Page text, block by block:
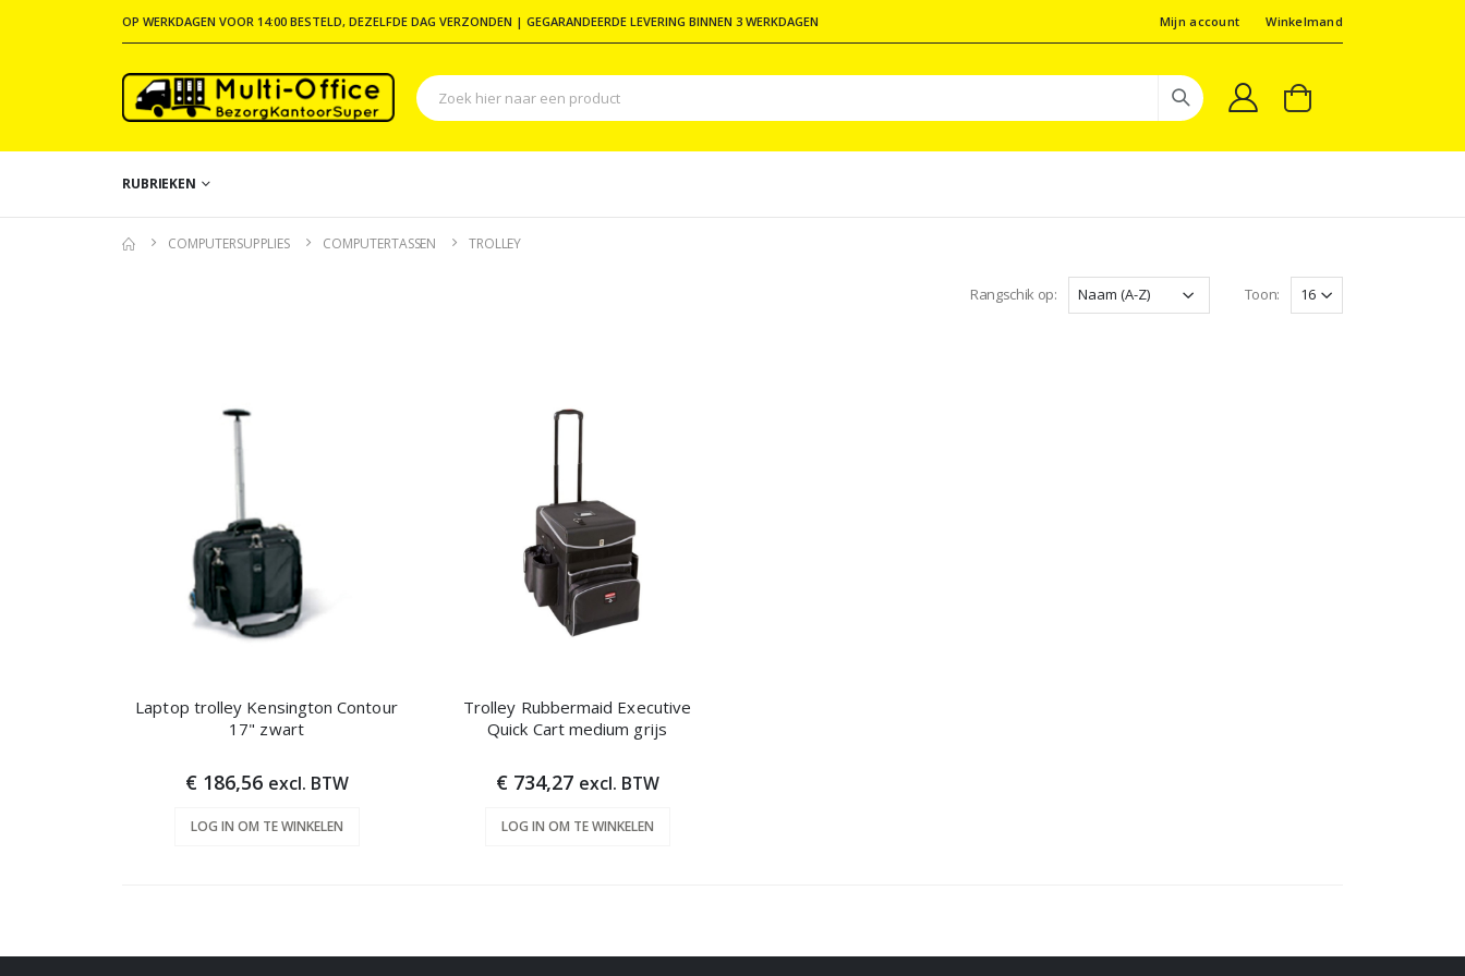
OP WERKDAGEN VOOR 14:00 BESTELD, DEZELFDE DAG VERZONDEN | GEGARANDEERDE LEVERING BINNEN 3 WERKDAGEN Mijn account Winkelmand
RUBRIEKEN
COMPUTERSUPPLIES COMPUTERTASSEN TROLLEY
Rangschik op: Toon:
Laptop trolley Kensington Contour
17" zwart
€ 186,56 excl. BTW
LOG IN OM TE WINKELEN
Trolley Rubbermaid Executive
Quick Cart medium grijs
€ 734,27 excl. BTW
LOG IN OM TE WINKELEN